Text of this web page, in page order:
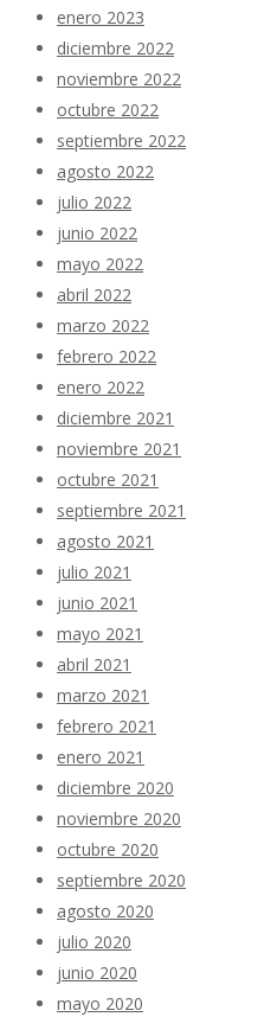
enero 2023
diciembre 2022
noviembre 2022
octubre 2022
septiembre 2022
agosto 2022
julio 2022
junio 2022
mayo 2022
abril 2022
marzo 2022
febrero 2022
enero 2022
diciembre 2021
noviembre 2021
octubre 2021
septiembre 2021
agosto 2021
julio 2021
junio 2021
mayo 2021
abril 2021
marzo 2021
febrero 2021
enero 2021
diciembre 2020
noviembre 2020
octubre 2020
septiembre 2020
agosto 2020
julio 2020
junio 2020
mayo 2020